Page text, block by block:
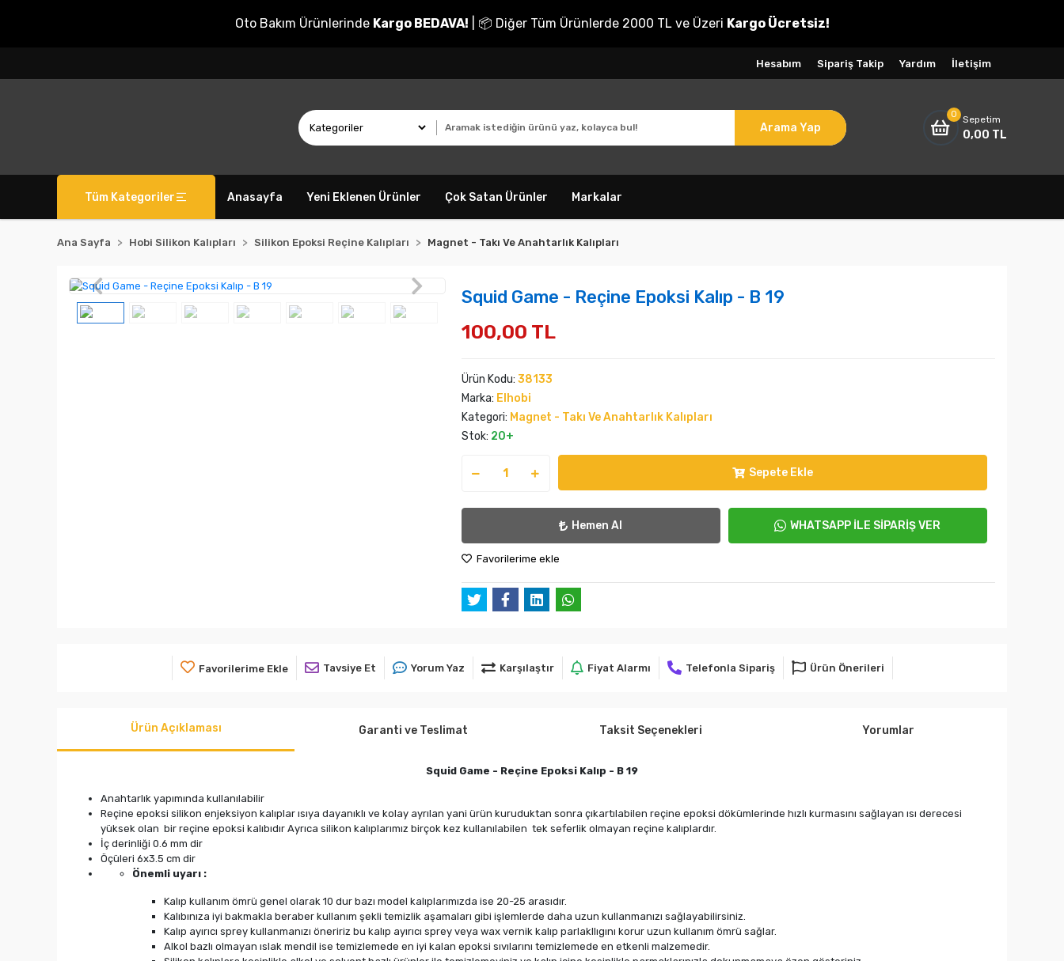
Oto Bakım Ürünlerinde Kargo BEDAVA! | 📦 Diğer Tüm Ürünlerde 2000 TL ve Üzeri Kargo Ücretsiz!
Hesabım Sipariş Takip Yardım İletişim
Arama Yap
0 Sepetim
0,00 TL
Tüm Kategoriler Anasayfa Yeni Eklenen Ürünler Çok Satan Ürünler Markalar
Ana Sayfa Hobi Silikon Kalıpları Silikon Epoksi Reçine Kalıpları Magnet - Takı Ve Anahtarlık Kalıpları
Squid Game - Reçine Epoksi Kalıp - B 19
100,00 TL
Ürün Kodu: 38133
Marka: Elhobi
Kategori: Magnet - Takı Ve Anahtarlık Kalıpları
Stok: 20+
Sepete Ekle
Hemen Al WHATSAPP İLE SİPARİŞ VER
Favorilerime ekle
Favorilerime Ekle Tavsiye Et Yorum Yaz Karşılaştır Fiyat Alarmı Telefonla Sipariş Ürün Önerileri
Ürün Açıklaması Garanti ve Teslimat Taksit Seçenekleri Yorumlar
Squid Game - Reçine Epoksi Kalıp - B 19
Anahtarlık yapımında kullanılabilir
Reçine epoksi silikon enjeksiyon kalıplar ısıya dayanıklı ve kolay ayrılan yani ürün kuruduktan sonra çıkartılabilen reçine epoksi dökümlerinde hızlı kurmasını sağlayan ısı derecesi
yüksek olan bir reçine epoksi kalıbıdır Ayrıca silikon kalıplarımız birçok kez kullanılabilen tek seferlik olmayan reçine kalıplardır.
İç derinliği 0.6 mm dir
Öçüleri 6x3.5 cm dir
Önemli uyarı :
Kalıp kullanım ömrü genel olarak 10 dur bazı model kalıplarımızda ise 20-25 arasıdır.
Kalıbınıza iyi bakmakla beraber kullanım şekli temizlik aşamaları gibi işlemlerde daha uzun kullanmanızı sağlayabilirsiniz.
Kalıp ayırıcı sprey kullanmanızı öneririz bu kalıp ayırıcı sprey veya wax vernik kalıp parlakllıgını korur uzun kullanım ömrü sağlar.
Alkol bazlı olmayan ıslak mendil ise temizlemede en iyi kalan epoksi sıvılarını temizlemede en etkenli malzemedir.